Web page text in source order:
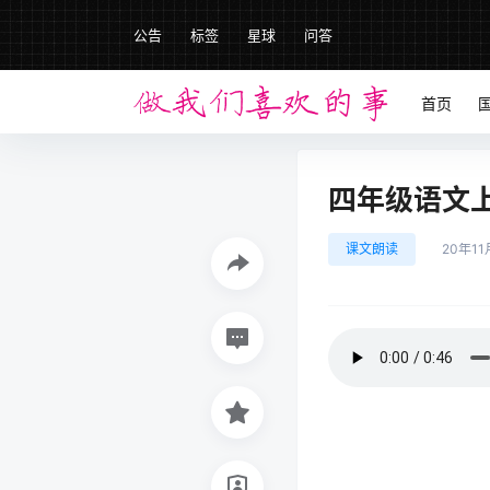
公告 标签 星球 问答
首页
四年级语文
课文朗读 20年11